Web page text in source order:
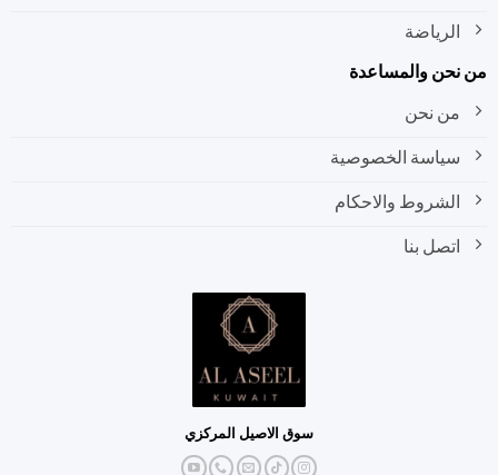
الرياضة
من نحن والمساعدة
من نحن
سياسة الخصوصية
الشروط والاحكام
اتصل بنا
سوق الاصيل المركزي